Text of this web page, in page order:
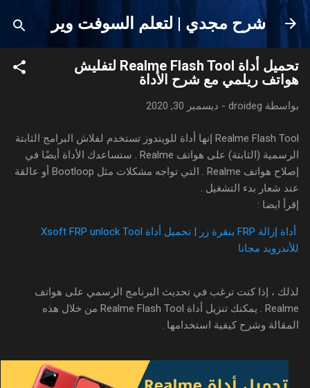
التخطي إلى المحتوى الرئيسي
شرح مجدي | لتعلم السوفت وير
تحميل أداة Realme Flash Tool لتفليش
هواتف ريلمي مع شرح الأداة
بواسطةdroideg
- ديسمبر 30, 2020
Realme Flash Tool إنها أداة للويندوز تستخدم لفلاش البرامج الثابتة
الرسمية (الثابتة) على هواتف Realme . ستساعدك الأداة أيضًا في
إصلاح هواتف Realme . التي تواجه مشكلات مثل Bootloop أو عالقة
عند شعار بدء التشغيل .
إقرأ ايضا :
أداة إزالة FRP بنقرة زر | تحميل أداة Xsoft FRP unlock Tool
للأندرويد مجانا
لذلك ، إذا كنت ترغب في تحديث البرنامج الرسمي على هواتف
Realme . يمكنك تنزيل أداة Realme Flash Tool من خلال هذه
المقالة وشرح كيفية استخدامها .